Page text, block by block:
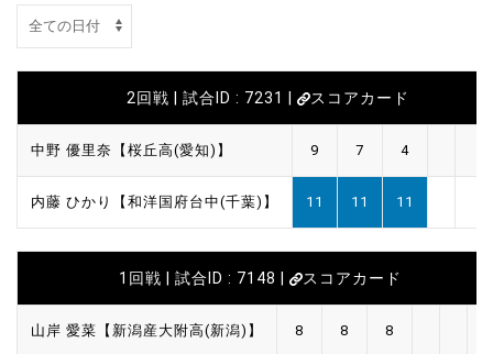
2回戦 | 試合ID : 7231 | スコアカード
中野 優里奈【桜丘高(愛知)】 9 7 4
内藤 ひかり【和洋国府台中(千葉)】 11 11 11
1回戦 | 試合ID : 7148 | スコアカード
山岸 愛菜【新潟産大附高(新潟)】 8 8 8